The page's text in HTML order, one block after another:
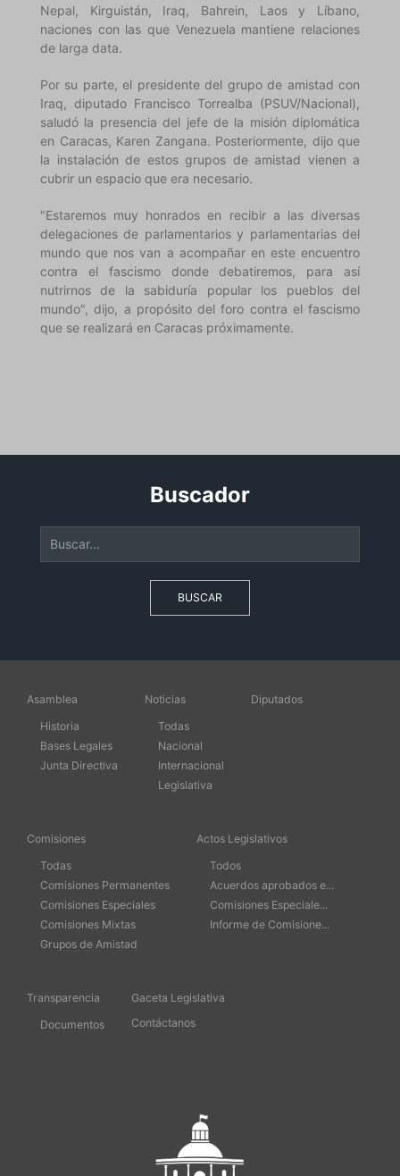
Nepal, Kirguistán, Iraq, Bahrein, Laos y Líbano,
naciones con las que Venezuela mantiene relaciones
de larga data.
Por su parte, el presidente del grupo de amistad con
Iraq, diputado Francisco Torrealba (PSUV/Nacional),
saludó la presencia del jefe de la misión diplomática
en Caracas, Karen Zangana. Posteriormente, dijo que
la instalación de estos grupos de amistad vienen a
cubrir un espacio que era necesario.
"Estaremos muy honrados en recibir a las diversas
delegaciones de parlamentarios y parlamentarias del
mundo que nos van a acompañar en este encuentro
contra el fascismo donde debatiremos, para así
nutrirnos de la sabiduría popular los pueblos del
mundo", dijo, a propósito del foro contra el fascismo
que se realizará en Caracas próximamente.
Buscador
BUSCAR
Asamblea
Historia
Bases Legales
Junta Directiva
Noticias
Todas
Nacional
Internacional
Legislativa
Diputados
Comisiones
Todas
Comisiones Permanentes
Comisiones Especiales
Comisiones Mixtas
Grupos de Amistad
Actos Legislativos
Todos
Acuerdos aprobados e...
Comisiones Especiale...
Informe de Comisione...
Transparencia
Documentos
Gaceta Legislativa
Contáctanos